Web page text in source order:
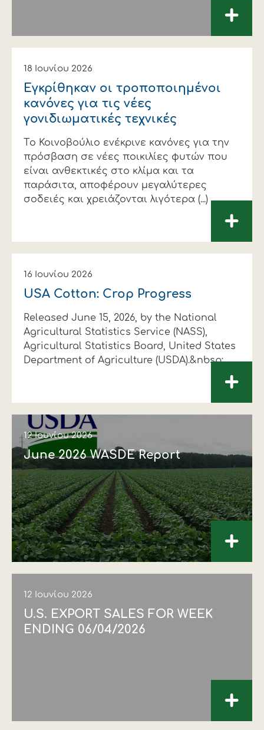
+
18 Ιουνίου 2026
Εγκρίθηκαν οι τροποποιημένοι
κανόνες για τις νέες
γονιδιωματικές τεχνικές
Tο Κοινοβούλιο ενέκρινε κανόνες για την
πρόσβαση σε νέες ποικιλίες φυτών που
είναι ανθεκτικές στο κλίμα και τα
παράσιτα, αποφέρουν μεγαλύτερες
σοδειές και χρειάζονται λιγότερα (...)
+
16 Ιουνίου 2026
USA Cotton: Crop Progress
Released June 15, 2026, by the National
Agricultural Statistics Service (NASS),
Agricultural Statistics Board, United States
Department of Agriculture (USDA).&nbsp;
+
12 Ιουνίου 2026
June 2026 WASDE Report
+
12 Ιουνίου 2026
U.S. EXPORT SALES FOR WEEK
ENDING 06/04/2026
+